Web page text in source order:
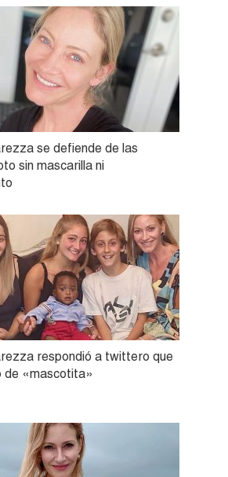
se defiende de las
sin mascarilla ni
respondió a twittero que
de «mascotita»